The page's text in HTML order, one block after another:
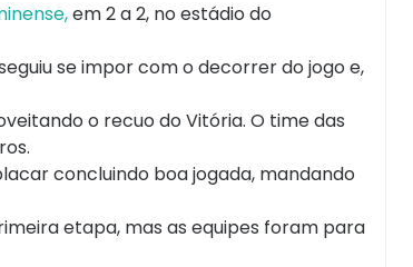
em 2 a 2, no estádio do
se impor com o decorrer do jogo e,
o recuo do Vitória. O time das
concluindo boa jogada, mandando
etapa, mas as equipes foram para